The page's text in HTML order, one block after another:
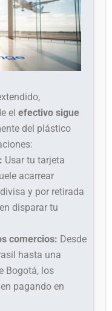
elefectivo sigue
del plástico
Usar tu tarjeta
acarrear
y por retirada
disparar tu
comercios: Desde
hasta una
Bogotá, los
pagando en